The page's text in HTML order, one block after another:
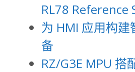
RL78 Reference
为 HMI 应用构
备
RZ/G3E MPU 搭